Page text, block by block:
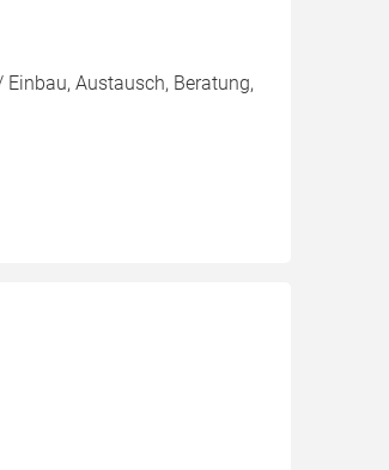
Austausch, Beratung,